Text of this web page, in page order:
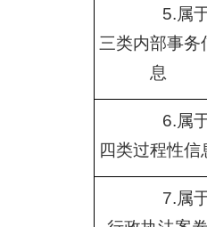
5.属
三类内部事务
息
6.属
四类过程性信
7.属